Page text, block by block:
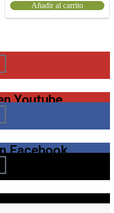
Añadir al carrito
Youtube
Facebook
Instagram